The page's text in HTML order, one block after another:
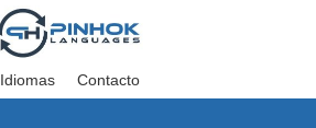
Idiomas Contacto